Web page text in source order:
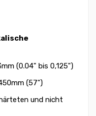
(0.04" bis 0,125")
(57")
und nicht